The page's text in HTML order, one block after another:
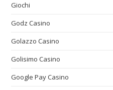
Giochi
Godz Casino
Golazzo Casino
Golisimo Casino
Google Pay Casino